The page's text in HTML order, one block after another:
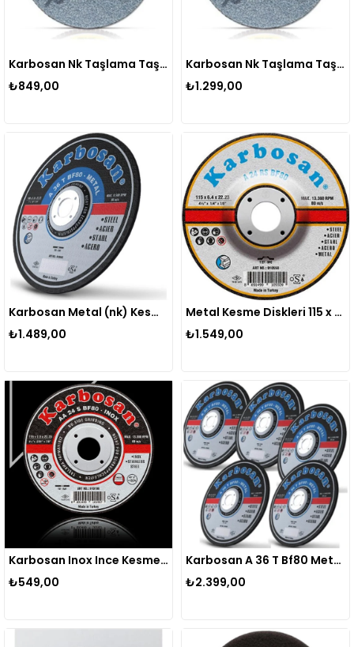
Karbosan Nk Taşlama Taşı 150x20x20
₺849,00
Karbosan Nk Taşlama Taşı 200x20x20
₺1.299,00
Karbosan Metal (nk) Kesme Diskleri 180x3.0x22.23 Mm(25'li)
₺1.489,00
Metal Kesme Diskleri 115 x 6.4 x 22.23 25 Adet
₺1.549,00
Karbosan Inox Ince Kesme Taşı 115*1*22 25 Adet
₺549,00
Karbosan A 36 T Bf80 Metal Kesme Taşları 230x3,0 X22.23 25 Adet
₺2.399,00